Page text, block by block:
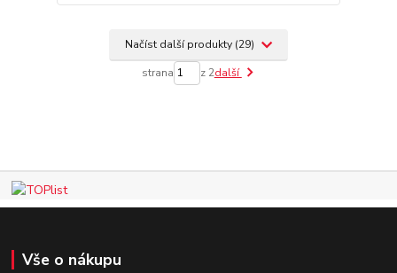
Načíst další produkty (29)
strana z 2další
Vše o nákupu